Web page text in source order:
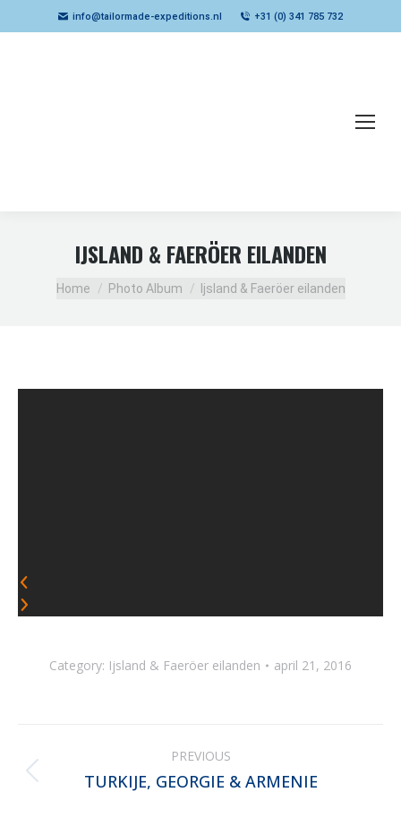
info@tailormade-expeditions.nl +31 (0) 341 785 732
IJSLAND & FAERÖER EILANDEN
Je bent hier:
Home Photo Album Ijsland & Faeröer eilanden
Category: Ijsland & Faeröer eilanden april 21, 2016
navigation
PREVIOUS
Previous
TURKIJE, GEORGIE & ARMENIE